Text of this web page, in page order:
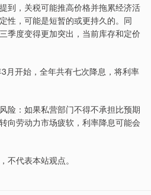
到，关税可能推高价格并拖累经济活
性，可能是短暂的或更持久的。同
季度变得更加突出，当前库存和定价
月开始，全年共有七次降息，将利率
险：如果私营部门不得不承担比预期
向劳动力市场疲软，利率降息可能会
不代表本站观点。